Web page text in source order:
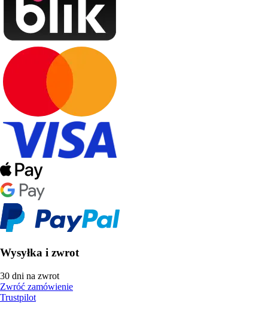
Wysyłka i zwrot
30 dni na zwrot
Zwróć zamówienie
Trustpilot